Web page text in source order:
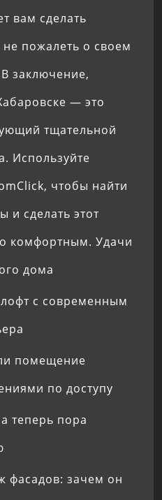
вам сделать
пожалеть о своем
заключение,
— это
тщательной
Используйте
чтобы найти
и сделать этот
комфортным. Удачи
дома
с современным
помещение
по доступу
теперь пора
фасадов: зачем он